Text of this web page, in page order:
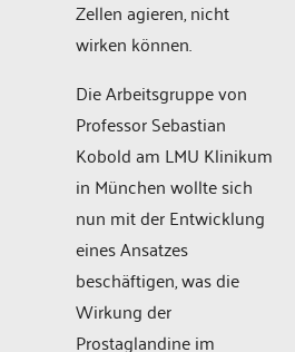
Zellen agieren, nicht
wirken können.
Die Arbeitsgruppe von
Professor Sebastian
Kobold am LMU Klinikum
in München wollte sich
nun mit der Entwicklung
eines Ansatzes
beschäftigen, was die
Wirkung der
Prostaglandine im